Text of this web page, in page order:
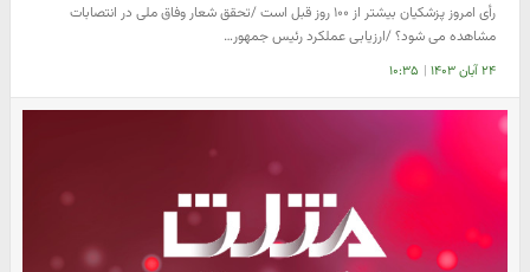
رأی امروز پزشکیان بیشتر از ۱۰۰ روز قبل است /تحقق شعار وفاق ملی در انتصابات
مشاهده می شود؟ /ارزیابی عملکرد رئیس جمهور…
۲۴ آبان ۱۴۰۳ | ۱۰:۳۵